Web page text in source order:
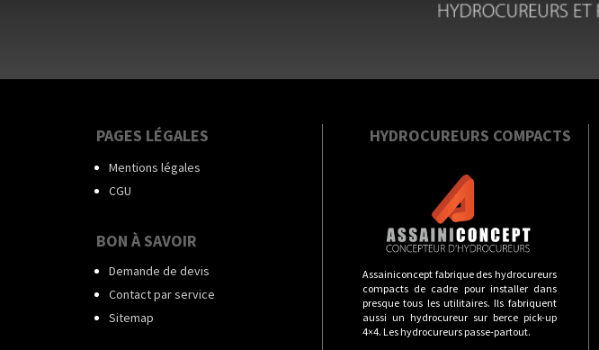
PAGES LÉGALES
Mentions légales
CGU
BON À SAVOIR
Demande de devis
Contact par service
Sitemap
HYDROCUREURS COMPACTS
Assainiconcept fabrique des hydrocureurs
compacts de cadre pour installer dans
presque tous les utilitaires. Ils fabriquent
aussi un hydrocureur sur berce pick-up
4×4. Les hydrocureurs passe-partout.